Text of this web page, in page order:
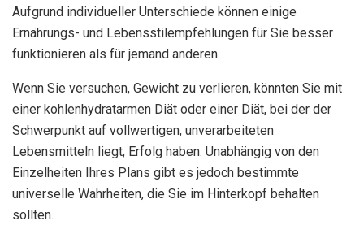
Aufgrund individueller Unterschiede können einige
Ernährungs- und Lebensstilempfehlungen für Sie besser
funktionieren als für jemand anderen.
Wenn Sie versuchen, Gewicht zu verlieren, könnten Sie mit
einer kohlenhydratarmen Diät oder einer Diät, bei der der
Schwerpunkt auf vollwertigen, unverarbeiteten
Lebensmitteln liegt, Erfolg haben. Unabhängig von den
Einzelheiten Ihres Plans gibt es jedoch bestimmte
universelle Wahrheiten, die Sie im Hinterkopf behalten
sollten.